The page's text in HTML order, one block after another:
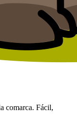
comarca. Fácil,